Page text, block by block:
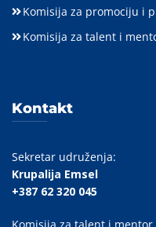
Komisija za promociju i
Komisija za talent i
Kontakt
Sekretar udruženja:
Krupalija Emsel
+387 62 320 045